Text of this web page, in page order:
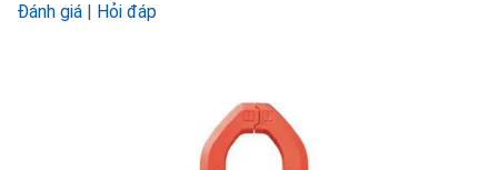
Đánh giá | Hỏi đáp